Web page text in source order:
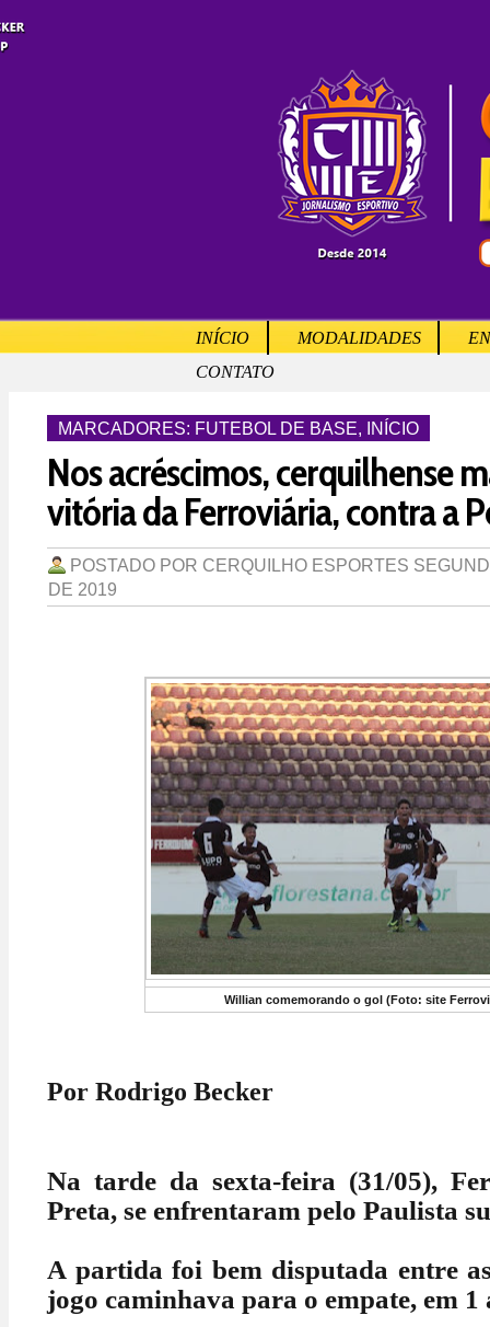
INÍCIO MODALIDADES
CONTATO
MARCADORES: FUTEBOL DE BASE, INÍCIO
Nos acréscimos, cerquilhense
vitória da Ferroviária, contra a
POSTADO POR CERQUILHO ESPORTES
DE 2019
Willian comemorando o gol (Foto: site
Por Rodrigo Becker
Na tarde da sexta-feira (31/05),
Preta, se enfrentaram pelo Paulista
A partida foi bem disputada entre
jogo caminhava para o empate, em 1